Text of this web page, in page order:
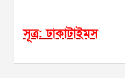
সূত্র: ঢাকাটাইমস